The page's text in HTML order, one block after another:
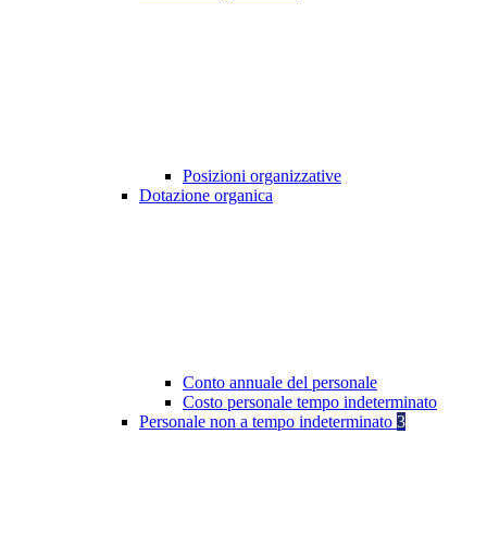
Posizioni organizzative
Dotazione organica
Conto annuale del personale
Costo personale tempo indeterminato
Personale non a tempo indeterminato 3